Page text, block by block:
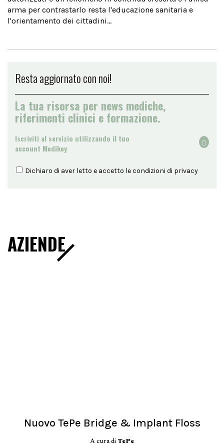
arma per contrastarlo resta l'educazione sanitaria e
l'orientamento dei cittadini...
Resta aggiornato con noi!
La tua risorsa per news mediche,
riferimenti clinici e formazione.
Iscriviti al servizio utilizzando il tuo
account Medikey
Dichiaro di aver letto e accetto le condizioni di privacy
AZIENDE
Nuovo TePe Bridge & Implant Floss
A cura di TePe